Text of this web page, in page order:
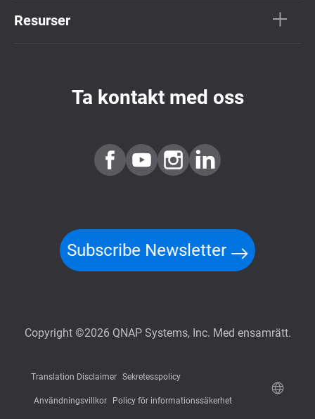
Resurser
Ta kontakt med oss
Subscribe Newsletter
Copyright ©2026 QNAP Systems, Inc. Med ensamrätt.
Translation Disclaimer Sekretesspolicy
Användningsvillkor Policy för informationssäkerhet